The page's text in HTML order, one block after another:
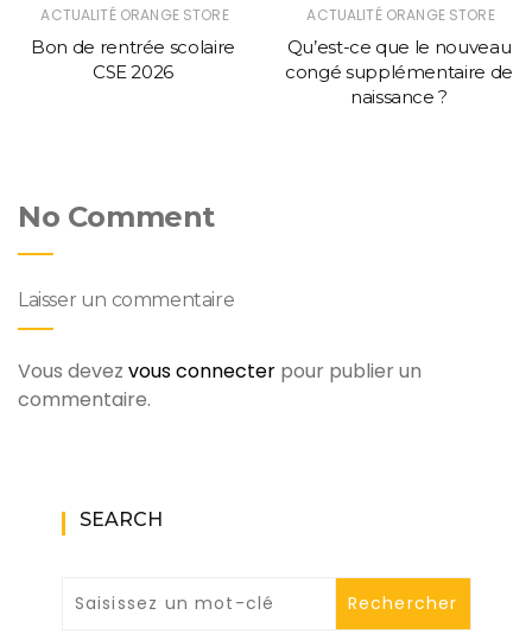
ACTUALITÉ ORANGE STORE
Bon de rentrée scolaire
CSE 2026
ACTUALITÉ ORANGE STORE
Qu’est-ce que le nouveau
congé supplémentaire de
naissance ?
No Comment
Laisser un commentaire
Vous devez vous connecter pour publier un
commentaire.
SEARCH